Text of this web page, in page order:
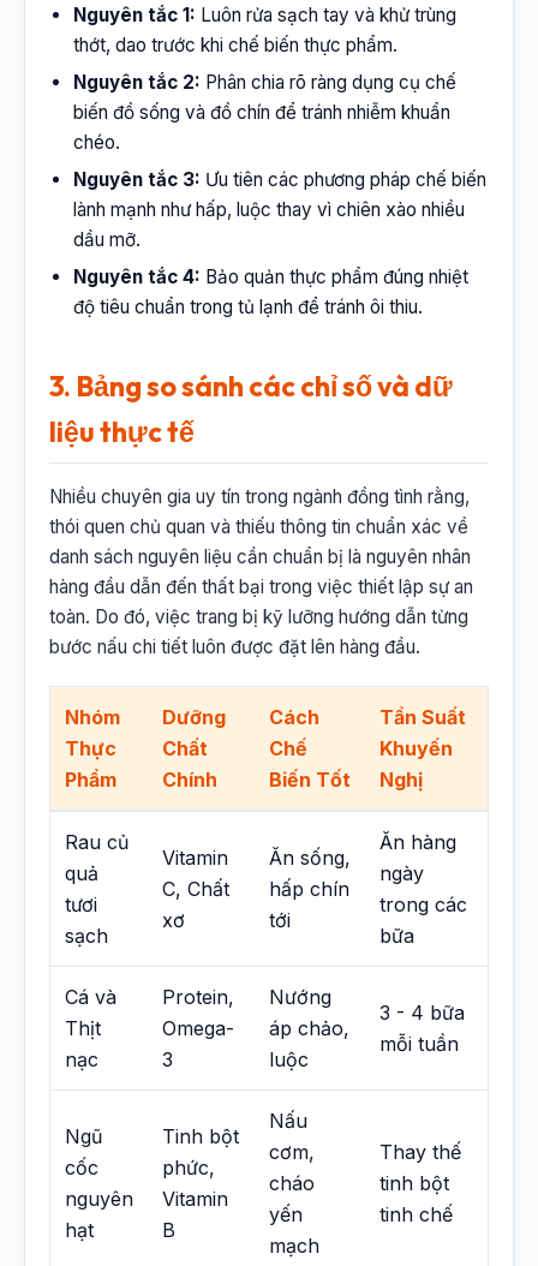
Nguyên tắc 1: Luôn rửa sạch tay và khử trùng
thớt, dao trước khi chế biến thực phẩm.
Nguyên tắc 2: Phân chia rõ ràng dụng cụ chế
biến đồ sống và đồ chín để tránh nhiễm khuẩn
chéo.
Nguyên tắc 3: Ưu tiên các phương pháp chế biến
lành mạnh như hấp, luộc thay vì chiên xào nhiều
dầu mỡ.
Nguyên tắc 4: Bảo quản thực phẩm đúng nhiệt
độ tiêu chuẩn trong tủ lạnh để tránh ôi thiu.
3. Bảng so sánh các chỉ số và dữ
liệu thực tế
Nhiều chuyên gia uy tín trong ngành đồng tình rằng,
thói quen chủ quan và thiếu thông tin chuẩn xác về
danh sách nguyên liệu cần chuẩn bị là nguyên nhân
hàng đầu dẫn đến thất bại trong việc thiết lập sự an
toàn. Do đó, việc trang bị kỹ lưỡng hướng dẫn từng
bước nấu chi tiết luôn được đặt lên hàng đầu.
Nhóm
Thực
Phẩm
Dưỡng
Chất
Chính
Cách
Chế
Biến Tốt
Tần Suất
Khuyến
Nghị
Rau củ
quả
tươi
sạch
Vitamin
C, Chất
xơ
Ăn sống,
hấp chín
tới
Ăn hàng
ngày
trong các
bữa
Cá và
Thịt
nạc
Protein,
Omega-
3
Nướng
áp chảo,
luộc
3 - 4 bữa
mỗi tuần
Ngũ
cốc
nguyên
hạt
Tinh bột
phức,
Vitamin
B
Nấu
cơm,
cháo
yến
mạch
Thay thế
tinh bột
tinh chế